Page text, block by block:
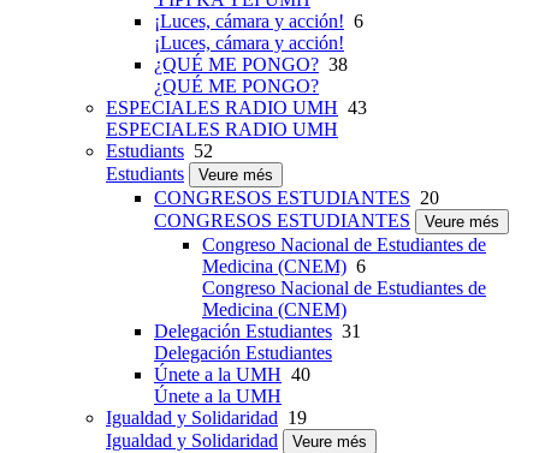
¡Luces, cámara y acción! 6
¡Luces, cámara y acción!
¿QUÉ ME PONGO? 38
¿QUÉ ME PONGO?
ESPECIALES RADIO UMH 43
ESPECIALES RADIO UMH
Estudiants 52
Estudiants
Veure més
CONGRESOS ESTUDIANTES 20
CONGRESOS ESTUDIANTES
Veure més
Congreso Nacional de Estudiantes de
Medicina (CNEM) 6
Congreso Nacional de Estudiantes de
Medicina (CNEM)
Delegación Estudiantes 31
Delegación Estudiantes
Únete a la UMH 40
Únete a la UMH
Igualdad y Solidaridad 19
Igualdad y Solidaridad
Veure més